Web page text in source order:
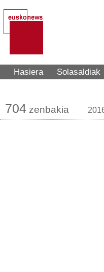
Hasiera Solasaldiak
704zenbakia